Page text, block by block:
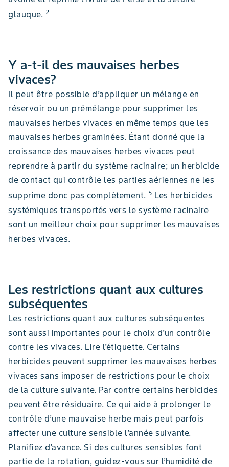
glauque. 2
Y a-t-il des mauvaises herbes
vivaces?
Il peut être possible d’appliquer un mélange en
réservoir ou un prémélange pour supprimer les
mauvaises herbes vivaces en même temps que les
mauvaises herbes graminées. Étant donné que la
croissance des mauvaises herbes vivaces peut
reprendre à partir du système racinaire; un herbicide
de contact qui contrôle les parties aériennes ne les
supprime donc pas complètement. 5 Les herbicides
systémiques transportés vers le système racinaire
sont un meilleur choix pour supprimer les mauvaises
herbes vivaces.
Les restrictions quant aux cultures
subséquentes
Les restrictions quant aux cultures subséquentes
sont aussi importantes pour le choix d’un contrôle
contre les vivaces. Lire l’étiquette. Certains
herbicides peuvent supprimer les mauvaises herbes
vivaces sans imposer de restrictions pour le choix
de la culture suivante. Par contre certains herbicides
peuvent être résiduaire. Ce qui aide à prolonger le
contrôle d’une mauvaise herbe mais peut parfois
affecter une culture sensible l’année suivante.
Planifiez d'avance. Si des cultures sensibles font
partie de la rotation, guidez-vous sur l’humidité de